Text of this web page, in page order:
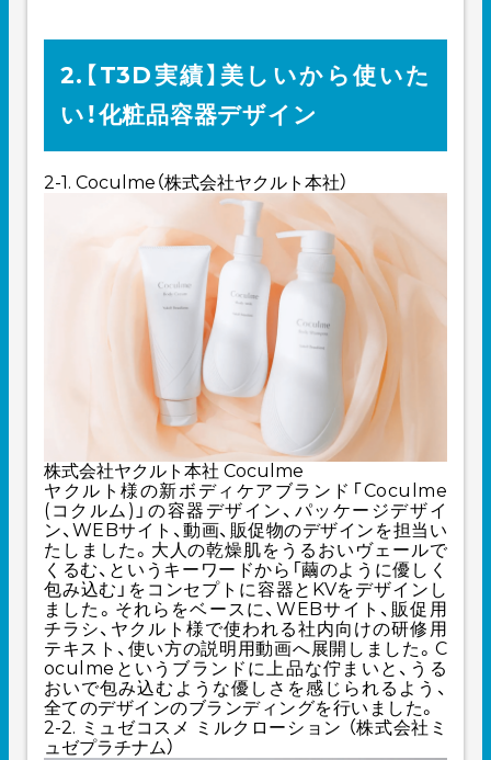
2.【T3D実績】美しいから使いた
い！化粧品容器デザイン
2-1. Coculme（株式会社ヤクルト本社）
株式会社ヤクルト本社 Coculme
ヤクルト様の新ボディケアブランド「Coculme
(コクルム)」の容器デザイン、パッケージデザイ
ン、WEBサイト、動画、販促物のデザインを担当い
たしました。大人の乾燥肌をうるおいヴェールで
くるむ、というキーワードから「繭のように優しく
包み込む」をコンセプトに容器とKVをデザインし
ました。それらをベースに、WEBサイト、販促用
チラシ、ヤクルト様で使われる社内向けの研修用
テキスト、使い方の説明用動画へ展開しました。C
oculmeというブランドに上品な佇まいと、うる
おいで包み込むような優しさを感じられるよう、
全てのデザインのブランディングを行いました。
2-2. ミュゼコスメ ミルクローション （株式会社ミ
ュゼプラチナム）